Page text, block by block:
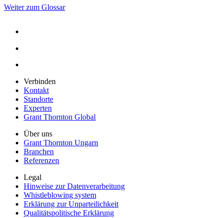
Weiter zum Glossar
Verbinden
Kontakt
Standorte
Experten
Grant Thornton Global
Über uns
Grant Thornton Ungarn
Branchen
Referenzen
Legal
Hinweise zur Datenverarbeitung
Whistleblowing system
Erklärung zur Unparteilichkeit
Qualitätspolitische Erklärung